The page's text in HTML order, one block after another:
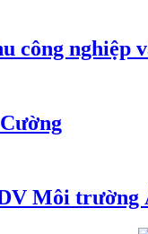
công nghiệp
Môi trường